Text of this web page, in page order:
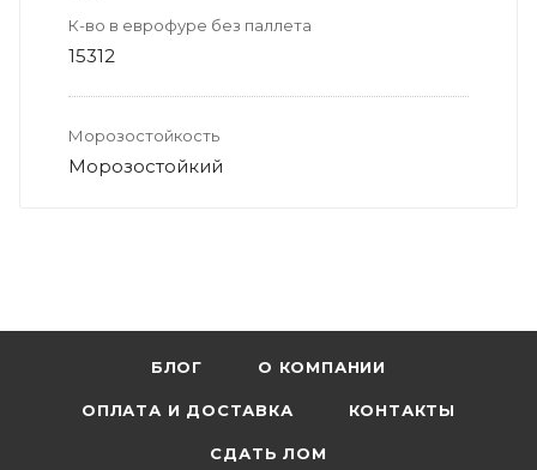
К-во в еврофуре без паллета
15312
Морозостойкость
Морозостойкий
БЛОГ О КОМПАНИИ
ОПЛАТА И ДОСТАВКА КОНТАКТЫ
СДАТЬ ЛОМ